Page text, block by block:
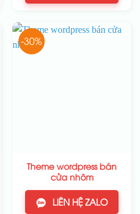
-30%
Theme wordpress bán
cửa nhôm
LIÊN HỆ ZALO